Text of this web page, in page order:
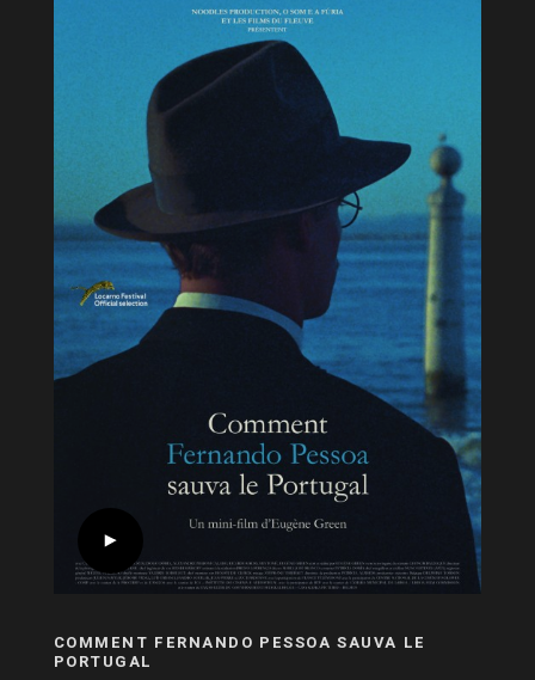
COMMENT FERNANDO PESSOA SAUVA LE
PORTUGAL